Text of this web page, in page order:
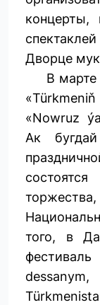
концерты,
Дворце
В марте
«Türkmeniň
«Nowruz
Ак
того, в